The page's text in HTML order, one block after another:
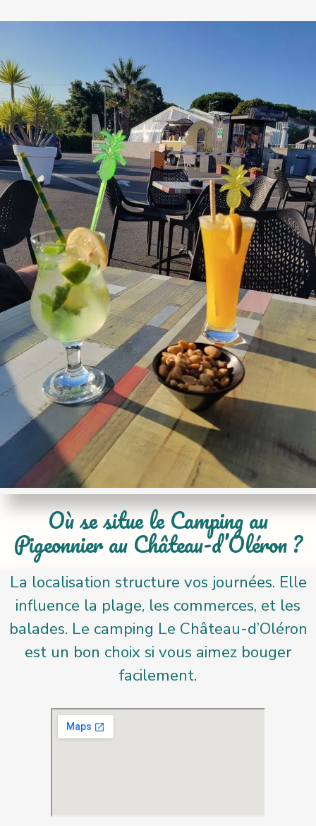
Où se situe le Camping au
Pigeonnier au Château-d’Oléron ?
La localisation structure vos journées. Elle
influence la plage, les commerces, et les
balades. Le camping Le Château-d’Oléron
est un bon choix si vous aimez bouger
facilement.